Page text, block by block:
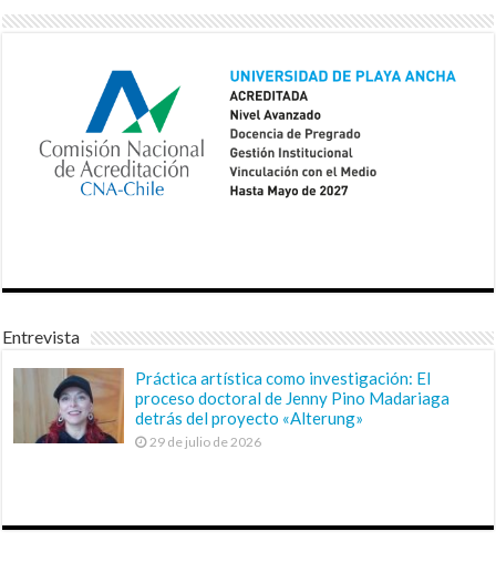
Entrevista
Práctica artística como investigación: El
proceso doctoral de Jenny Pino Madariaga
detrás del proyecto «Alterung»
29 de julio de 2026